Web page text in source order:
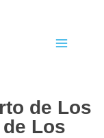
de Los
Los